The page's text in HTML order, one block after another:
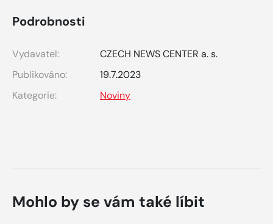
Podrobnosti
Vydavatel:
CZECH NEWS CENTER a. s.
Publikováno:
19.7.2023
Kategorie:
Noviny
Mohlo by se vám také líbit